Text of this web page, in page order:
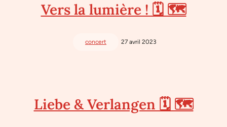
Vers la lumière ! 🗓 🗺
concert 27 avril 2023
Liebe & Verlangen 🗓 🗺